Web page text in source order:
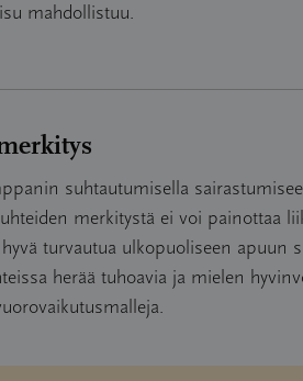
mahdollistuu.
suhtautumisella
merkitystä ei voi painottaa
turvautua ulkopuoliseen apuun
herää tuhoavia ja mielen